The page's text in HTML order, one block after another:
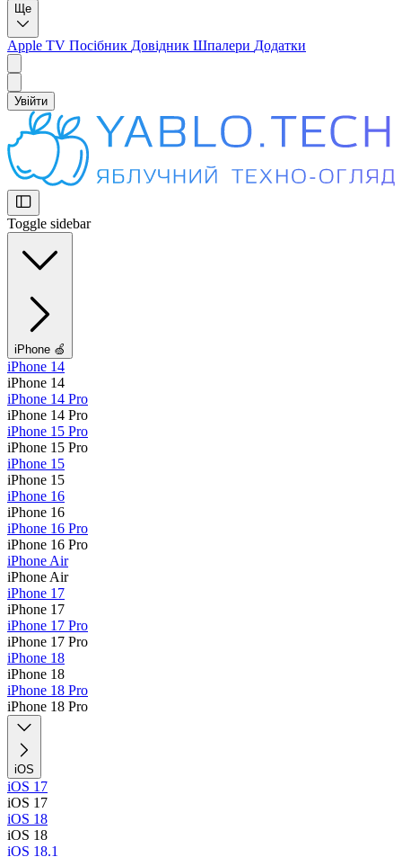
Ще
Apple TV Посібник Довідник Шпалери Додатки
Увійти
Toggle sidebar
iPhone 🍏
iPhone 14
iPhone 14
iPhone 14 Pro
iPhone 14 Pro
iPhone 15 Pro
iPhone 15 Pro
iPhone 15
iPhone 15
iPhone 16
iPhone 16
iPhone 16 Pro
iPhone 16 Pro
iPhone Air
iPhone Air
iPhone 17
iPhone 17
iPhone 17 Pro
iPhone 17 Pro
iPhone 18
iPhone 18
iPhone 18 Pro
iPhone 18 Pro
iOS
iOS 17
iOS 17
iOS 18
iOS 18
iOS 18.1